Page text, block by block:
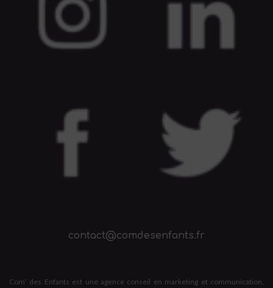
contact@comdesenfants.fr
Com’ des Enfants est une agence conseil en marketing et communication,